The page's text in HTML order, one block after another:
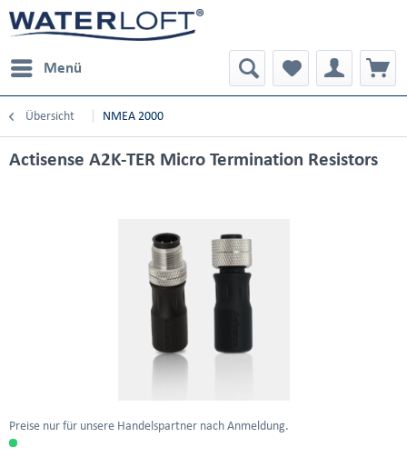
Menü
Übersicht NMEA 2000
Actisense A2K-TER Micro Termination Resistors
Preise nur für unsere Handelspartner nach Anmeldung.